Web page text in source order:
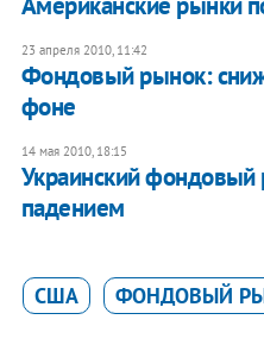
23 апреля 2010, 11:42
Фондовый рынок:
фоне
14 мая 2010, 18:15
Украинский фондовый
падением
США ФОНДОВЫЙ